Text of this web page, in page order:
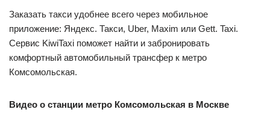
Заказать такси удобнее всего через мобильное
приложение: Яндекс. Такси, Uber, Maxim или Gett. Taxi.
Сервис KiwiTaxi поможет найти и забронировать
комфортный автомобильный трансфер к метро
Комсомольская.
Видео о станции метро Комсомольская в Москве